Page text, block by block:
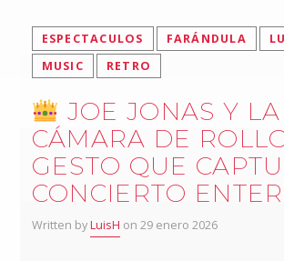
ESPECTACULOS FARÁNDULA
MUSIC
RETRO
JOE JONAS Y LA
CÁMARA DE
GESTO QUE
CONCIERTO
Written byLuisH on 29 enero 2026